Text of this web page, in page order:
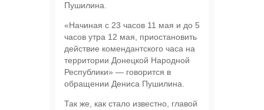
Пушилина.
«Начиная с 23 часов 11 мая и до 5
часов утра 12 мая, приостановить
действие комендантского часа на
территории Донецкой Народной
Республики» — говорится в
обращении Дениса Пушилина.
Так же, как стало известно, главой